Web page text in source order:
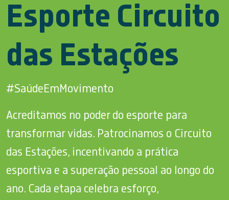
Esporte Circuito
das Estações
#SaúdeEmMovimento
Acreditamos no poder do esporte para
transformar vidas. Patrocinamos o Circuito
das Estações, incentivando a prática
esportiva e a superação pessoal ao longo do
ano. Cada etapa celebra esforço,